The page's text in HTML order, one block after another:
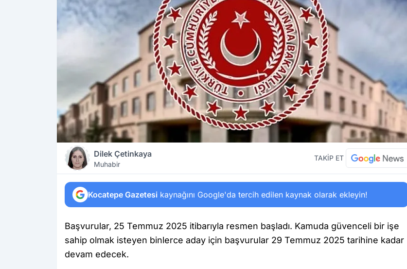
Dilek Çetinkaya
Muhabir
TAKİP ET
Kocatepe Gazetesi kaynağını Google'da tercih edilen kaynak olarak ekleyin!
Başvurular, 25 Temmuz 2025 itibarıyla resmen başladı. Kamuda güvenceli bir işe
sahip olmak isteyen binlerce aday için başvurular 29 Temmuz 2025 tarihine kadar
devam edecek.